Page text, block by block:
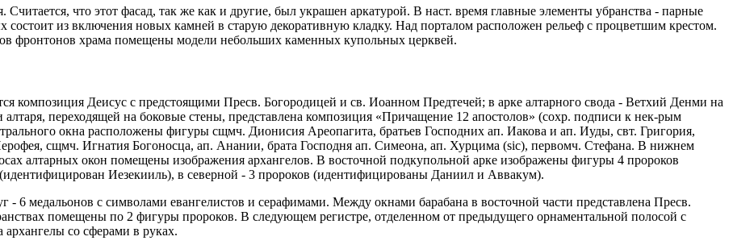
Считается, что этот фасад, так же как и другие, был украшен аркатурой. В наст. время главные элементы убранства - парные
состоит из включения новых камней в старую декоративную кладку. Над порталом расположен рельеф с процветшим крестом.
фронтонов храма помещены модели небольших каменных купольных церквей.
композиция Деисус с предстоящими Пресв. Богородицей и св. Иоанном Предтечей; в арке алтарного свода - Ветхий Денми на
переходящей на боковые стены, представлена композиция «Причащение 12 апостолов» (сохр. подписи к нек-рым
окна расположены фигуры сщмч. Дионисия Ареопагита, братьев Господних ап. Иакова и ап. Иуды, свт. Григория,
сщмч. Игнатия Богоносца, ап. Анании, брата Господня ап. Симеона, ап. Хурцима (sic), первомч. Стефана. В нижнем
алтарных окон помещены изображения архангелов. В восточной подкупольной арке изображены фигуры 4 пророков
Иезекииль), в северной - 3 пророков (идентифицированы Даниил и Аввакум).
6 медальонов с символами евангелистов и серафимами. Между окнами барабана в восточной части представлена Пресв.
помещены по 2 фигуры пророков. В следующем регистре, отделенном от предыдущего орнаментальной полосой с
со сферами в руках.